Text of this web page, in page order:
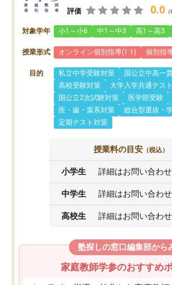
評価 0.0
対象学年 小1～小6 中1～中3 高1～高3
授業形式 オンライン個別指導(1:1) 個別指
目的 私立中学受験対策
国公立中高一
高校受験対策
大学入学共通テス
国公立2次試験対策
医学部受験
医・歯・薬系対策
総合型選抜・
定期テスト対策
授業料の目安 （税込）
小学生 詳細はお問い合わ
中学生 詳細はお問い合わ
高校生 詳細はお問い合わ
塾探しの窓口編集部から
家庭教師学参のおすすめ